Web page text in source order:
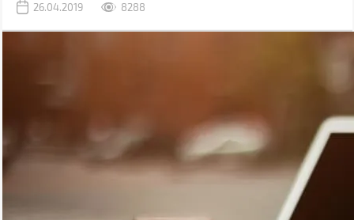
решений для геймеров, конструкторов, специалистов, учащихся,
26.04.2019 8288